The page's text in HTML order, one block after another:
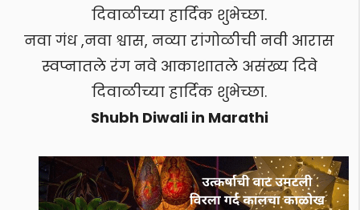
दिवाळीच्या हार्दिक शुभेच्छा.
नवा गंध ,नवा श्वास, नव्या रांगोळीची नवी आरास
स्वप्नातले रंग नवे आकाशातले असंख्य दिवे
दिवाळीच्या हार्दिक शुभेच्छा.
Shubh Diwali in Marathi